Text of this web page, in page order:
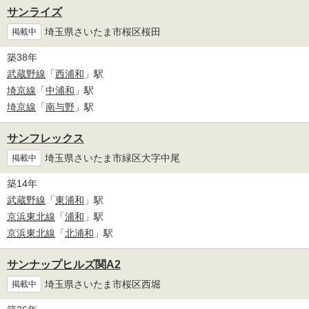
サンライズ
掲載中 埼玉県さいたま市桜区桜田
築38年
武蔵野線 「西浦和 」駅
埼京線 「中浦和 」駅
埼京線 「南与野 」駅
サンフレックス
掲載中 埼玉県さいたま市緑区大字中尾
築14年
武蔵野線 「東浦和 」駅
京浜東北線 「浦和 」駅
京浜東北線 「北浦和 」駅
サンナップヒルズ関A2
掲載中 埼玉県さいたま市桜区西堀